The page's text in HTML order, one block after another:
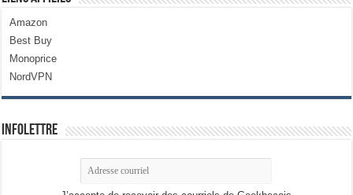
Amazon
Best Buy
Monoprice
NordVPN
Infolettre